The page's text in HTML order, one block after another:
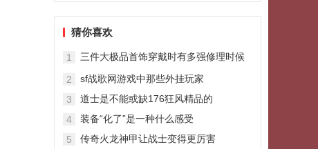
猜你喜欢
1
三件大极品首饰穿戴时有多强修理时候
2
sf战歌网游戏中那些外挂玩家
3
道士是不能或缺176狂风精品的
4
装备“化了”是一种什么感受
5
传奇火龙神甲让战士变得更厉害